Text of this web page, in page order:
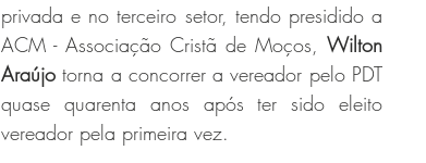
privada e no terceiro setor, tendo presidido a
ACM - Associação Cristã de Moços, Wilton
Araújo torna a concorrer a vereador pelo PDT
quase quarenta anos após ter sido eleito
vereador pela primeira vez.